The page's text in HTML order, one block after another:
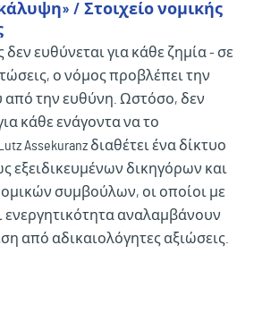
/ Στοιχείο νομικής
ευθύνεται για κάθε ζημία - σε
ο νόμος προβλέπει την
από την ευθύνη. Ωστόσο, δεν
κάθε ενάγοντα να το
Assekuranz διαθέτει ένα δίκτυο
εξειδικευμένων δικηγόρων και
συμβούλων, οι οποίοι με
ενεργητικότητα αναλαμβάνουν
από αδικαιολόγητες αξιώσεις.